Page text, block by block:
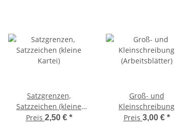
Satzgrenzen,
Satzzeichen (kleine
Kartei)
Preis 2,50 € *
Groß- und
Kleinschreibung
(Arbeitsblätter)
Preis 3,00 € *